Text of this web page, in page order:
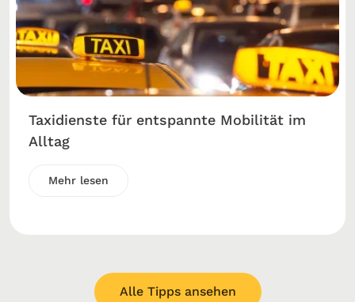
Taxidienste für entspannte Mobilität im
Alltag
Mehr lesen
Alle Tipps ansehen